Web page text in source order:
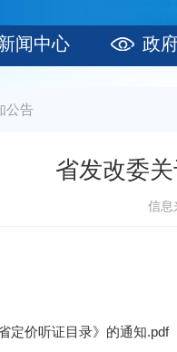
闻中心 政
公告
省发改委
信息
定价听证目录》的通知.pdf